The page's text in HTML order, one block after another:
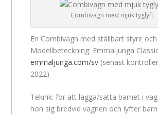
Combivagn med mjuk tyglyft
En Combivagn med ställbart styre
Modellbeteckning: Emmaljunga
emmaljunga.com/sv (senast
2022)
Teknik: för att lägga/sätta barnet i
hon sig bredvid vagnen och lyfter